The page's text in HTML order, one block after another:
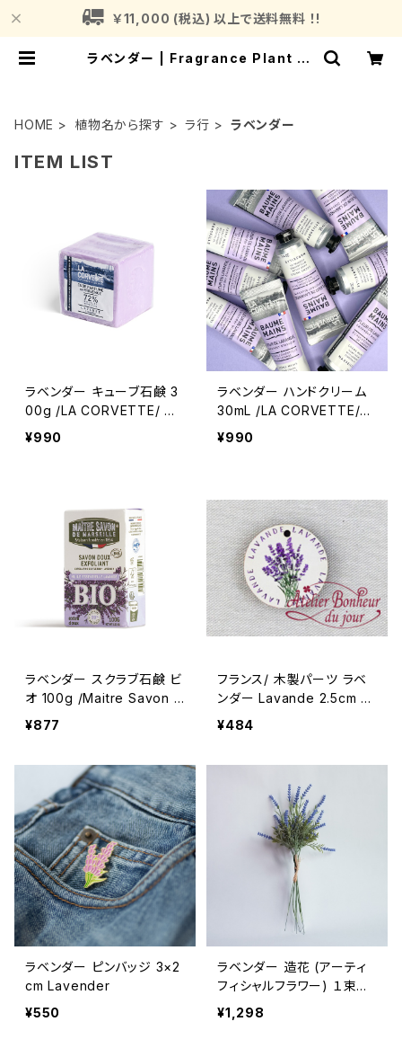
￥11,000 (税込) 以上で送料無料 ！!
ラベンダー | Fragrance Plant (フ
HOME 植物名から探す ラ行 ラベンダー
ITEM LIST
ラベンダー キューブ石鹸 3
00g /LA CORVETTE/ ラ・
コルベット ＜フランス製＞
¥990
ラベンダー ハンドクリーム
30mL /LA CORVETTE/
ラ・コルベット ＜フランス製
¥990
ラベンダー スクラブ石鹸 ビ
オ 100g /Maitre Savon d
e Marseille/メートル・サボ
¥877
フランス/ 木製パーツ ラベ
ンダー Lavande 2.5cm ラ
ウンド 輸入 ウッドパーツ
¥484
ラベンダー ピンバッジ 3×2
cm Lavender
¥550
ラベンダー 造花 (アーティ
フィシャルフラワー) １束６
本入り Lavender
¥1,298